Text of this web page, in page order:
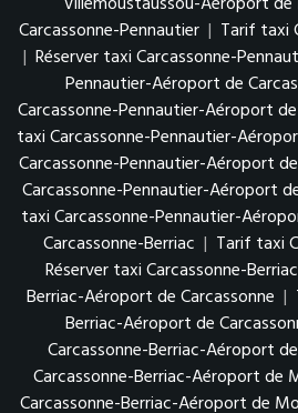
Carcassonne-Pennautier | Tarif taxi
| Réserver taxi Carcassonne-
Pennautier-Aéroport de
Carcassonne-Pennautier-Aéroport
taxi Carcassonne-Pennautier-
Carcassonne-Pennautier-Aéroport
Carcassonne-Pennautier-Aéroport
taxi Carcassonne-Pennautier-
Carcassonne-Berriac | Tarif taxi
Réserver taxi Carcassonne-Berriac
Berriac-Aéroport de Carcassonne |
Berriac-Aéroport de
Carcassonne-Berriac-Aéroport
Carcassonne-Berriac-Aéroport de
Carcassonne-Berriac-Aéroport de